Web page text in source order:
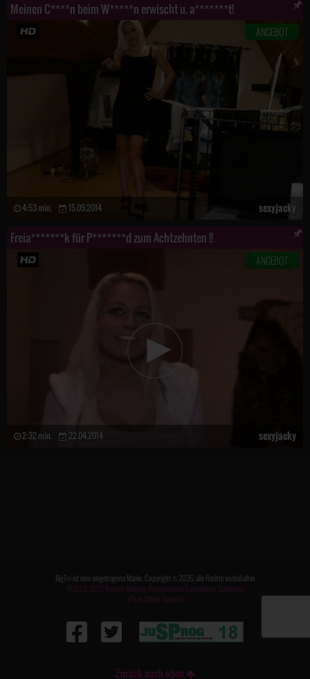
Meinen C****n beim W*****n erwischt u. a*******t!
ANGEBOT
4:53 min. 15.09.2014 sexyjacky
Freia*******k für P*******d zum Achtzehnten !!
ANGEBOT
2:32 min. 22.04.2014 sexyjacky
Big7® ist eine eingetragene Marke. Copyright © 2026, alle Rechte vorbehalten
18 U.S.C. 2257 Record-Keeping Requirements Compliance Statement
ePoch Billing Support
Zurück nach oben